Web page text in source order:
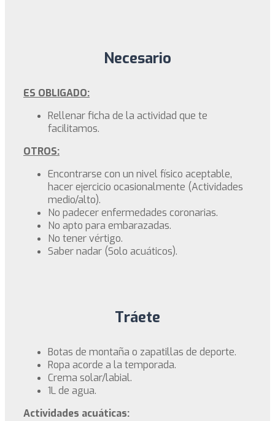
Necesario
ES OBLIGADO:
Rellenar ficha de la actividad que te
facilitamos.
OTROS:
Encontrarse con un nivel físico aceptable,
hacer ejercicio ocasionalmente (Actividades
medio/alto).
No padecer enfermedades coronarias.
No apto para embarazadas.
No tener vértigo.
Saber nadar (Solo acuáticos).
Tráete
Botas de montaña o zapatillas de deporte.
Ropa acorde a la temporada.
Crema solar/labial.
1L de agua.
Actividades acuáticas: